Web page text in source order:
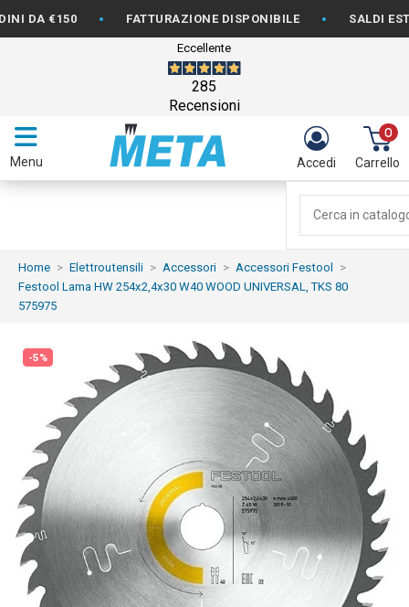
• FATTURAZIONE DISPONIBILE • SALDI ESTIVI: -
Eccellente
285
Recensioni
Menu Accedi
0
Carrello
Home Elettroutensili Accessori
Accessori Festool
Festool Lama HW 254x2,4x30 W40 WOOD UNIVERSAL, TKS 80
575975
-5%